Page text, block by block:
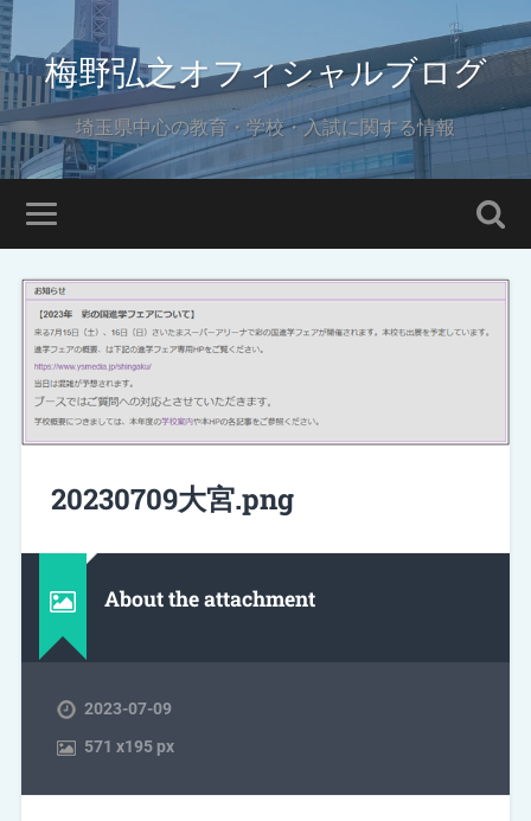
梅野弘之オフィシャルブログ
埼玉県中心の教育・学校・入試に関する情報
20230709大宮.png
About the attachment
2023-07-09
571 x195 px